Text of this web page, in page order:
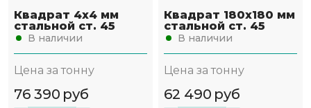
Квадрат 4х4 мм
стальной ст. 45
В наличии
Цена за тонну
76 390 руб
Квадрат 180х180 мм
стальной ст. 45
В наличии
Цена за тонну
62 490 руб